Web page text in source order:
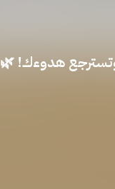
وتسترجع هدوءك! 🌿